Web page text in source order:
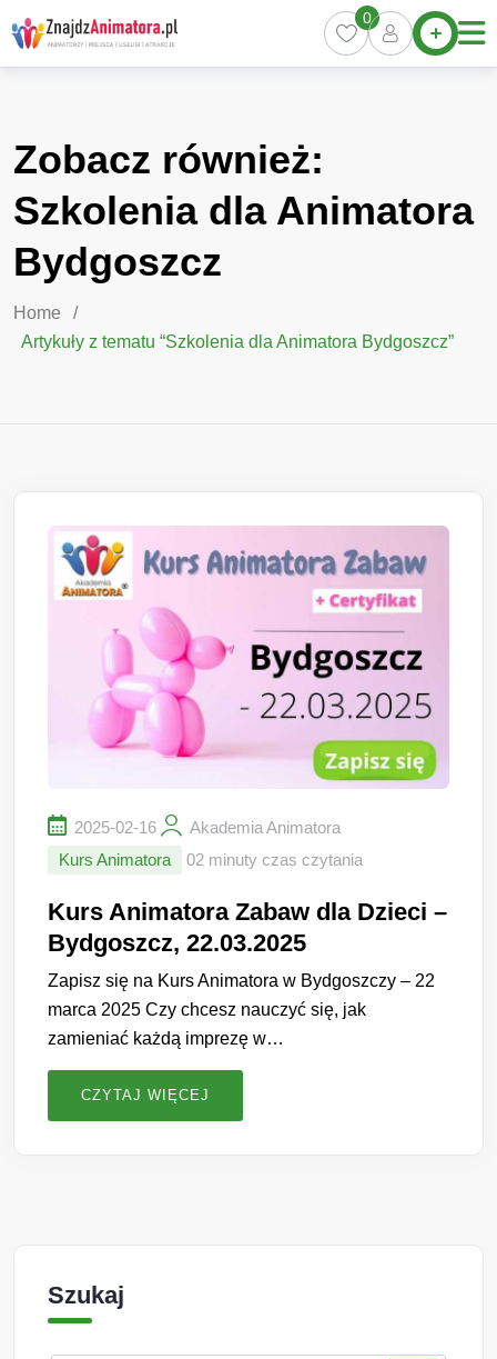
to
content
Home
Oferty
Pakiety
Kurs
0
Zobacz również:
Szkolenia dla Animatora
Bydgoszcz
Home
/
Artykuły z tematu “Szkolenia dla Animatora Bydgoszcz”
2025-02-16
Akademia Animatora
Kurs Animatora
02 minuty czas czytania
Kurs Animatora Zabaw dla Dzieci –
Bydgoszcz, 22.03.2025
Zapisz się na Kurs Animatora w Bydgoszczy – 22
marca 2025 Czy chcesz nauczyć się, jak
zamieniać każdą imprezę w…
CZYTAJ WIĘCEJ
Szukaj